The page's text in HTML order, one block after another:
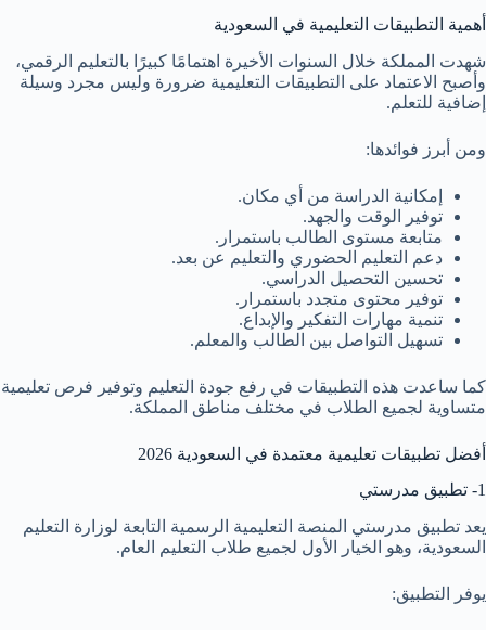
أهمية التطبيقات التعليمية في السعودية
شهدت المملكة خلال السنوات الأخيرة اهتمامًا كبيرًا بالتعليم الرقمي،
وأصبح الاعتماد على التطبيقات التعليمية ضرورة وليس مجرد وسيلة
إضافية للتعلم.
ومن أبرز فوائدها:
إمكانية الدراسة من أي مكان.
توفير الوقت والجهد.
متابعة مستوى الطالب باستمرار.
دعم التعليم الحضوري والتعليم عن بعد.
تحسين التحصيل الدراسي.
توفير محتوى متجدد باستمرار.
تنمية مهارات التفكير والإبداع.
تسهيل التواصل بين الطالب والمعلم.
كما ساعدت هذه التطبيقات في رفع جودة التعليم وتوفير فرص تعليمية
متساوية لجميع الطلاب في مختلف مناطق المملكة.
أفضل تطبيقات تعليمية معتمدة في السعودية 2026
1- تطبيق مدرستي
يعد تطبيق مدرستي المنصة التعليمية الرسمية التابعة لوزارة التعليم
السعودية، وهو الخيار الأول لجميع طلاب التعليم العام.
يوفر التطبيق: